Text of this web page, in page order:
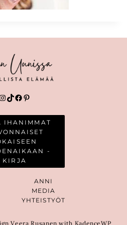
Instagram
TikTok
Facebook
Pinterest
IHANIMMAT
-
KIRJA
ANNI
MEDIA
YHTEISTYÖT
Veera Rusanen with KadenceWP